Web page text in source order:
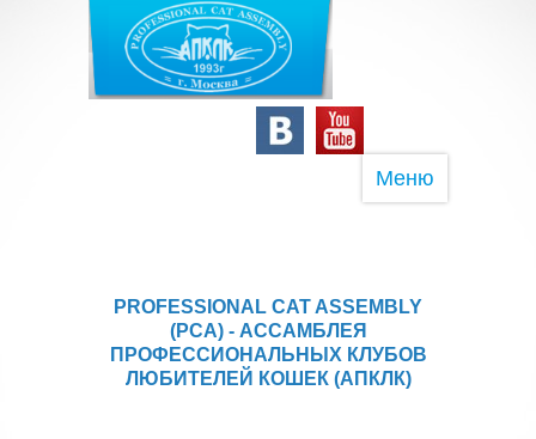
Меню
PROFESSIONAL CAT ASSEMBLY
(PCA) - АССАМБЛЕЯ
ПРОФЕССИОНАЛЬНЫХ КЛУБОВ
ЛЮБИТЕЛЕЙ КОШЕК (АПКЛК)